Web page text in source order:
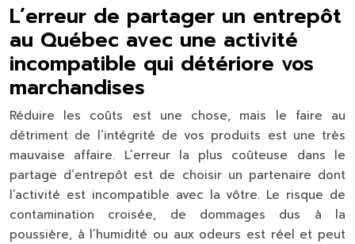
L’erreur de partager un entrepôt
au Québec avec une activité
incompatible qui détériore vos
marchandises
Réduire les coûts est une chose, mais le faire au
détriment de l’intégrité de vos produits est une très
mauvaise affaire. L’erreur la plus coûteuse dans le
partage d’entrepôt est de choisir un partenaire dont
l’activité est incompatible avec la vôtre. Le risque de
contamination croisée, de dommages dus à la
poussière, à l’humidité ou aux odeurs est réel et peut